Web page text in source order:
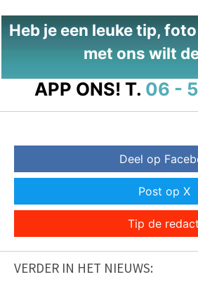
Heb je een leuke tip,
met ons wilt
APP ONS! T. 06 -
Deel op
Post op X
Tip de
VERDER IN HET NIEUWS: